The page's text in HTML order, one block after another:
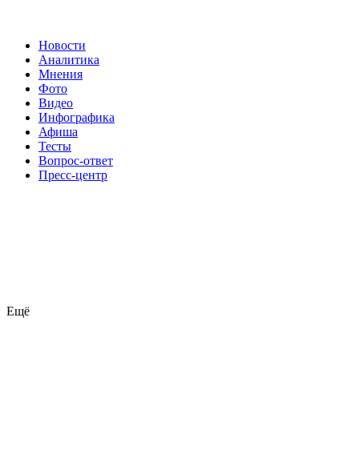
Новости
Аналитика
Мнения
Фото
Видео
Инфографика
Афиша
Тесты
Вопрос-ответ
Пресс-центр
Ещё